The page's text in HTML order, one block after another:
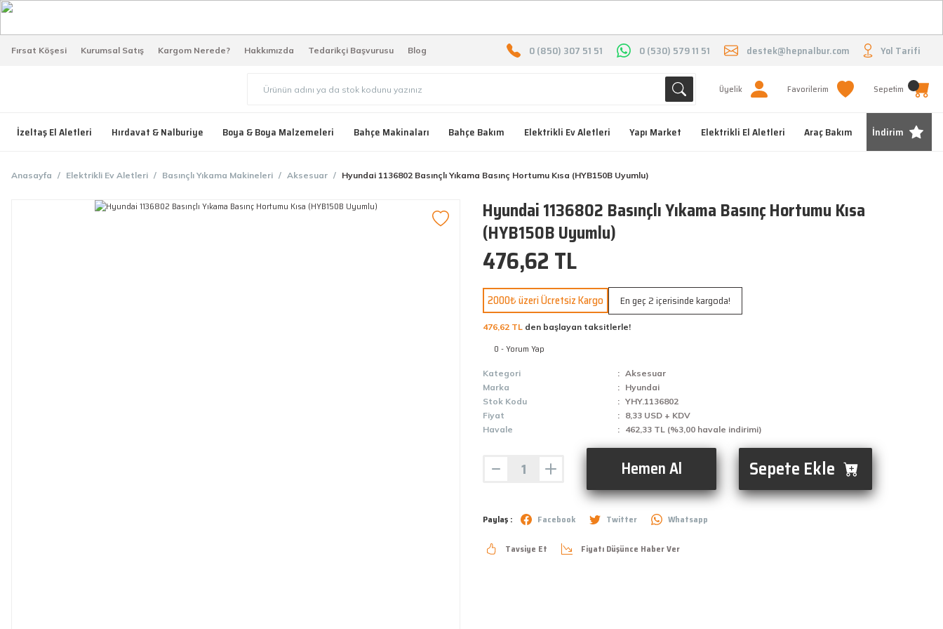
Fırsat Köşesi Kurumsal Satış Kargom Nerede? Hakkımızda Tedarikçi Başvurusu Blog 0 (850) 307 51 51 0 (530) 579 11 51 destek@hepnalbur.com Yol Tarifi
Üyelik Favorilerim Sepetim
İzeltaş El Aletleri Hırdavat & Nalburiye Boya & Boya Malzemeleri Bahçe Makinaları Bahçe Bakım Elektrikli Ev Aletleri Yapı Market Elektrikli El Aletleri Araç Bakım İndirim
Anasayfa Elektrikli Ev Aletleri Basınçlı Yıkama Makineleri Aksesuar Hyundai 1136802 Basınçlı Yıkama Basınç Hortumu Kısa (HYB150B Uyumlu)
Hyundai 1136802 Basınçlı Yıkama Basınç Hortumu Kısa
(HYB150B Uyumlu)
476,62 TL
2000₺ üzeri Ücretsiz Kargo En geç 2 içerisinde kargoda!
476,62 TL den başlayan taksitlerle!
0 - Yorum Yap
Kategori
Aksesuar
Marka
Hyundai
Stok Kodu
YHY.1136802
Fiyat
8,33 USD + KDV
Havale
462,33 TL (%3,00 havale indirimi)
Hemen Al Sepete Ekle
Paylaş : Facebook Twitter Whatsapp
Tavsiye Et Fiyatı Düşünce Haber Ver